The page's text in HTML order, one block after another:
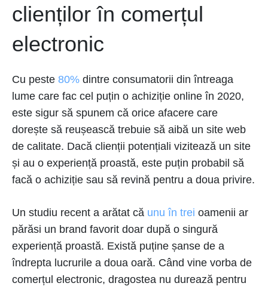
clienților în comerțul
electronic
Cu peste 80% dintre consumatorii din întreaga
lume care fac cel puțin o achiziție online în 2020,
este sigur să spunem că orice afacere care
dorește să reușească trebuie să aibă un site web
de calitate. Dacă clienții potențiali vizitează un site
și au o experiență proastă, este puțin probabil să
facă o achiziție sau să revină pentru a doua privire.
Un studiu recent a arătat că unu în trei oamenii ar
părăsi un brand favorit doar după o singură
experiență proastă. Există puține șanse de a
îndrepta lucrurile a doua oară. Când vine vorba de
comerțul electronic, dragostea nu durează pentru